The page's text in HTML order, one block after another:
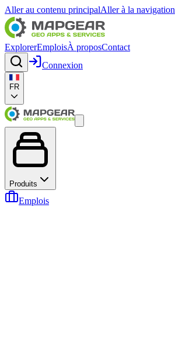
Aller au contenu principalAller à la navigation
ExplorerEmploisÀ proposContact
Connexion
FR
Produits
Emplois